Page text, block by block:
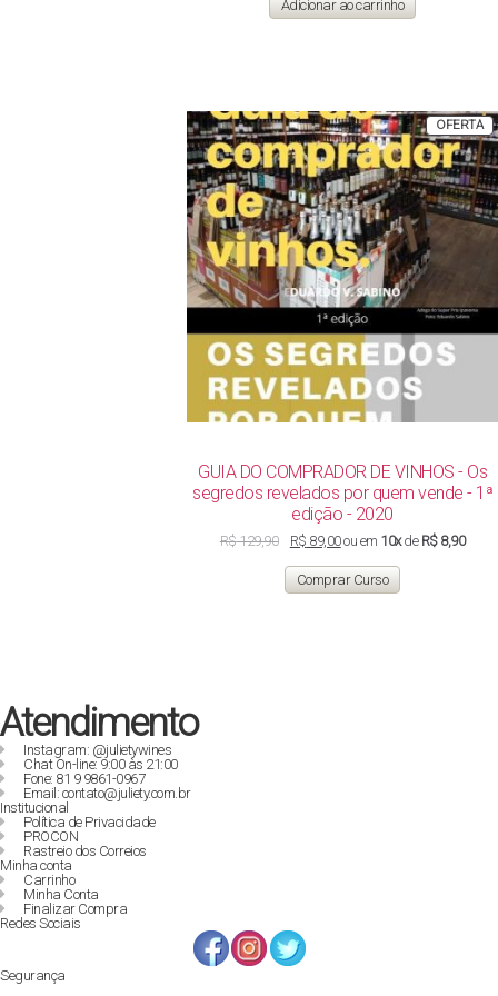
era:
R$ 142,00.
é:
R$ 119,00.
Adicionar ao carrinho
OFERTA
GUIA DO COMPRADOR DE VINHOS - Os
segredos revelados por quem vende - 1ª
edição - 2020
R$129,90
original
era:
R$ 129,90.
R$ 89,00O
atual
é:
R$ 89,00.
ou em 10xde R$ 8,90
Comprar Curso
Atendimento
Instagram: @julietywines
Chat On-line: 9:00 às 21:00
Fone: 81 9 9861-0967
Email: contato@juliety.com.br
Institucional
Política de Privacidade
PROCON
Rastreio dos Correios
Minha conta
Carrinho
Minha Conta
Finalizar Compra
Redes Sociais
Segurança